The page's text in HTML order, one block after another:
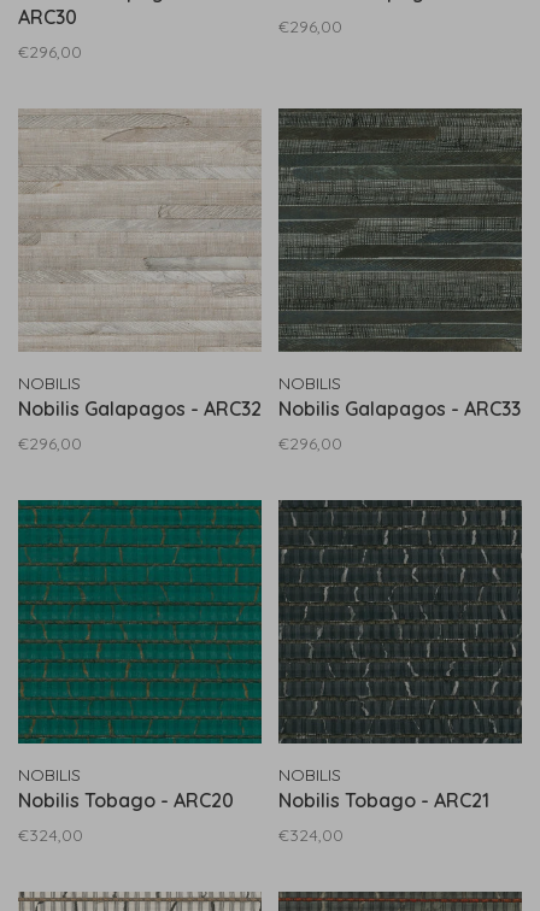
ARC30
€296,00
€296,00
NOBILIS
Nobilis Galapagos - ARC32
€296,00
NOBILIS
Nobilis Galapagos - ARC33
€296,00
NOBILIS
Nobilis Tobago - ARC20
€324,00
NOBILIS
Nobilis Tobago - ARC21
€324,00